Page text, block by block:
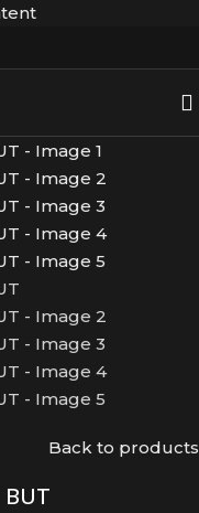
Back to products
BUT